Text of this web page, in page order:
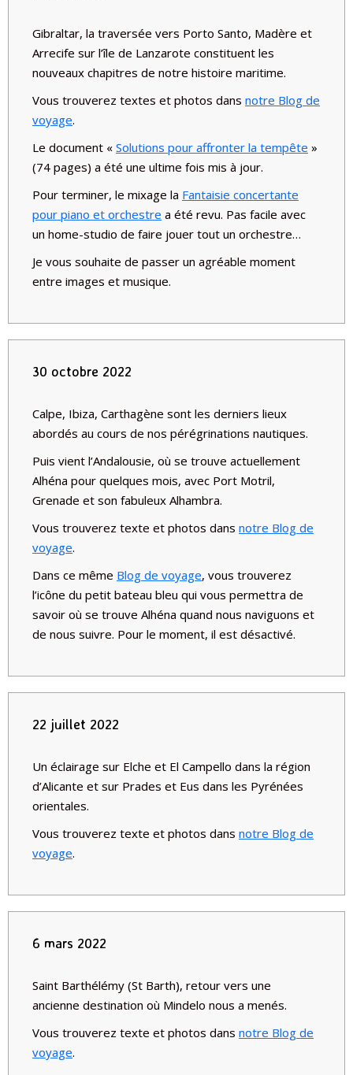
Gibraltar, la traversée vers Porto Santo, Madère et
Arrecife sur l’île de Lanzarote constituent les
nouveaux chapitres de notre histoire maritime.
Vous trouverez textes et photos dans notre Blog de
voyage.
Le document « Solutions pour affronter la tempête »
(74 pages) a été une ultime fois mis à jour.
Pour terminer, le mixage la Fantaisie concertante
pour piano et orchestre a été revu. Pas facile avec
un home-studio de faire jouer tout un orchestre…
Je vous souhaite de passer un agréable moment
entre images et musique.
30 octobre 2022
Calpe, Ibiza, Carthagène sont les derniers lieux
abordés au cours de nos pérégrinations nautiques.
Puis vient l’Andalousie, où se trouve actuellement
Alhéna pour quelques mois, avec Port Motril,
Grenade et son fabuleux Alhambra.
Vous trouverez texte et photos dans notre Blog de
voyage.
Dans ce même Blog de voyage, vous trouverez
l’icône du petit bateau bleu qui vous permettra de
savoir où se trouve Alhéna quand nous naviguons et
de nous suivre. Pour le moment, il est désactivé.
22 juillet 2022
Un éclairage sur Elche et El Campello dans la région
d’Alicante et sur Prades et Eus dans les Pyrénées
orientales.
Vous trouverez texte et photos dans notre Blog de
voyage.
6 mars 2022
Saint Barthélémy (St Barth), retour vers une
ancienne destination où Mindelo nous a menés.
Vous trouverez texte et photos dans notre Blog de
voyage.